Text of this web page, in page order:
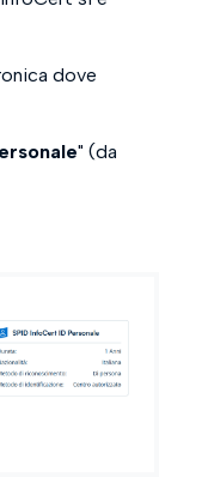
dove
" (da